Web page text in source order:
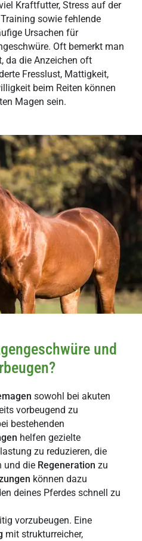
Kraftfutter, Stress auf der
sowiefehlende
Ursachen für
Oft bemerkt man
da die Anzeichen oft
Fresslust, Mattigkeit,
beim Reiten können
Magen sein.
und
sowohl bei akuten
vorbeugend zu
bestehenden
helfen gezielte
zu reduzieren, die
und die Regenerationzu
können dazu
deines Pferdes schnell zu
vorzubeugen. Eine
mit strukturreicher,